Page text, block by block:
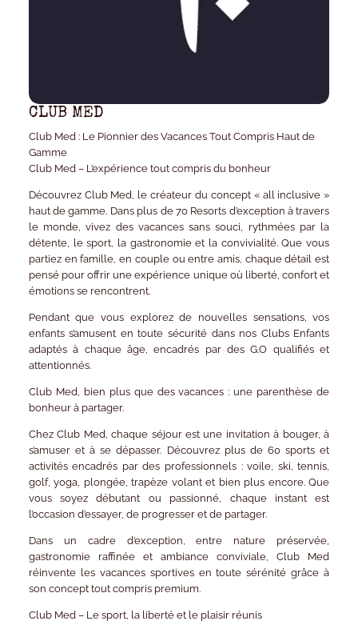
CLUB MED
Club Med : Le Pionnier des Vacances Tout Compris Haut de
Gamme
Club Med – L’expérience tout compris du bonheur
Découvrez Club Med, le créateur du concept « all inclusive »
haut de gamme. Dans plus de 70 Resorts d’exception à travers
le monde, vivez des vacances sans souci, rythmées par la
détente, le sport, la gastronomie et la convivialité. Que vous
partiez en famille, en couple ou entre amis, chaque détail est
pensé pour offrir une expérience unique où liberté, confort et
émotions se rencontrent.
Pendant que vous explorez de nouvelles sensations, vos
enfants s’amusent en toute sécurité dans nos Clubs Enfants
adaptés à chaque âge, encadrés par desG.O qualifiéset
attentionnés.
Club Med, bien plus que des vacances : une parenthèse de
bonheur à partager.
ChezClub Med , chaque séjour est une invitation à bouger, à
s’amuser et à se dépasser. Découvrez plus de 60 sports et
activitésencadrés par des professionnels : voile, ski, tennis,
golf, yoga, plongée, trapèze volant et bien plus encore. Que
vous soyez débutant ou passionné, chaque instant est
l’occasion d’essayer, de progresser et de partager.
Dans un cadre d’exception, entre nature préservée,
gastronomie raffinée et ambiance conviviale,Club Med
réinvente les vacances sportives en toute sérénité grâce à
son concept tout compris premium.
Club Med – Le sport, la liberté et le plaisir réunis